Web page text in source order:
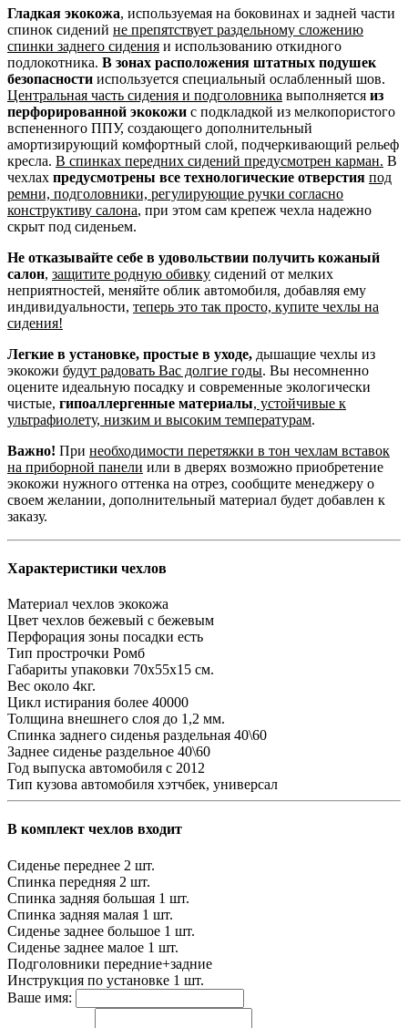
Гладкая экокожа, используемая на боковинах и задней части
спинок сидений не препятствует раздельному сложению
спинки заднего сидения и использованию откидного
подлокотника. В зонах расположения штатных подушек
безопасности используется специальный ослабленный шов.
Центральная часть сидения и подголовника выполняется из
перфорированной экокожи с подкладкой из мелкопористого
вспененного ППУ, создающего дополнительный
амортизирующий комфортный слой, подчеркивающий рельеф
кресла. В спинках передних сидений предусмотрен карман. В
чехлах предусмотрены все технологические отверстия под
ремни, подголовники, регулирующие ручки согласно
конструктиву салона, при этом сам крепеж чехла надежно
скрыт под сиденьем.
Не отказывайте себе в удовольствии получить кожаный
салон, защитите родную обивку сидений от мелких
неприятностей, меняйте облик автомобиля, добавляя ему
индивидуальности, теперь это так просто, купите чехлы на
сидения!
Легкие в установке, простые в уходе, дышащие чехлы из
экокожи будут радовать Вас долгие годы. Вы несомненно
оцените идеальную посадку и современные экологически
чистые, гипоаллергенные материалы, устойчивые к
ультрафиолету, низким и высоким температурам.
Важно! При необходимости перетяжки в тон чехлам вставок
на приборной панели или в дверях возможно приобретение
экокожи нужного оттенка на отрез, сообщите менеджеру о
своем желании, дополнительный материал будет добавлен к
заказу.
Характеристики чехлов
Материал чехлов экокожа
Цвет чехлов бежевый с бежевым
Перфорация зоны посадки есть
Тип прострочки Ромб
Габариты упаковки 70х55х15 см.
Вес около 4кг.
Цикл истирания более 40000
Толщина внешнего слоя до 1,2 мм.
Спинка заднего сиденья раздельная 40\60
Заднее сиденье раздельное 40\60
Год выпуска автомобиля с 2012
Тип кузова автомобиля хэтчбек, универсал
В комплект чехлов входит
Сиденье переднее 2 шт.
Спинка передняя 2 шт.
Спинка задняя большая 1 шт.
Спинка задняя малая 1 шт.
Сиденье заднее большое 1 шт.
Сиденье заднее малое 1 шт.
Подголовники передние+задние
Инструкция по установке 1 шт.
Ваше имя: